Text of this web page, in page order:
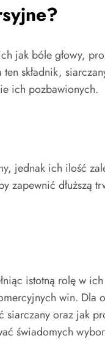
jak bóle głowy,
składnik,
ich pozbawionych.
jednak ich ilość
dłuższą
istotną rolę
win.
oraz jak
świadomych